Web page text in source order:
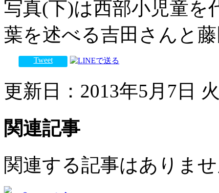
写真(下)は西部小児童を
葉を述べる吉田さんと
Tweet
更新日：2013年5月7日
関連記事
関連する記事はありま